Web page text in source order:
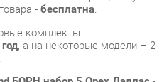
БОРН набор 5 Орех Даллас
государственному
вашим приобретением, и